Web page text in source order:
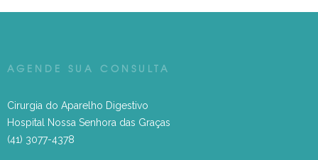
AGENDE SUA CONSULTA
Cirurgia do Aparelho Digestivo
Hospital Nossa Senhora das Graças
(41) 3077-4378